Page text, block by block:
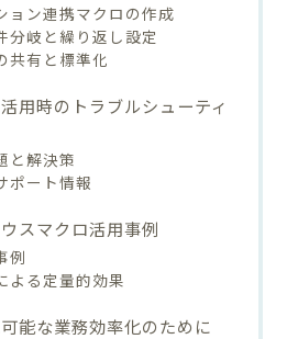
ョン連携マクロの作成
分岐と繰り返し設定
共有と標準化
用時のトラブルシューティ
と解決策
ポート情報
スマクロ活用事例
例
よる定量的効果
能な業務効率化のために